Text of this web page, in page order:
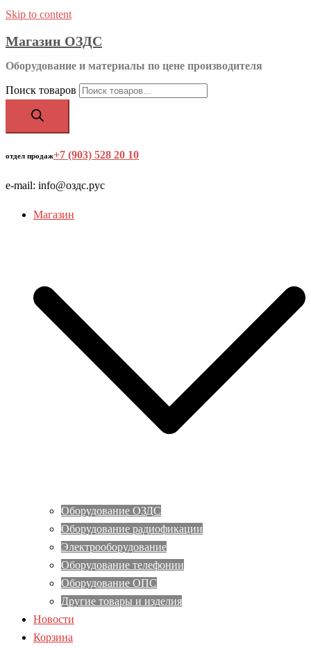
Skip to content
Магазин ОЗДС
Оборудование и материалы по цене производителя
Поиск товаров
отдел продаж+7 (903) 528 20 10
e-mail: info@оздс.рус
Магазин
Оборудование ОЗДС
Оборудование радиофикации
Электрооборудование
Оборудование телефонии
Оборудование ОПС
Другие товары и изделия
Новости
Корзина